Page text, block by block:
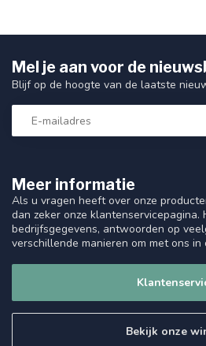
Meer informatie
Als u vragen heeft over onze
dan zeker onze klantenservicepagina.
bedrijfsgegevens, antwoorden op
verschillende manieren om met ons in
Bekijk onze
Mel je aan voor de
Blijf op de hoogte van de laatste